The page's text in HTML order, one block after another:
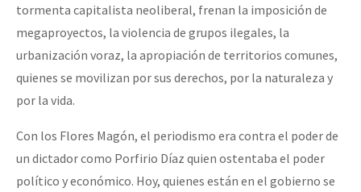
tormenta capitalista neoliberal, frenan la imposición de
megaproyectos, la violencia de grupos ilegales, la
urbanización voraz, la apropiación de territorios comunes,
quienes se movilizan por sus derechos, por la naturaleza y
por la vida.
Con los Flores Magón, el periodismo era contra el poder de
un dictador como Porfirio Díaz quien ostentaba el poder
político y económico. Hoy, quienes están en el gobierno se